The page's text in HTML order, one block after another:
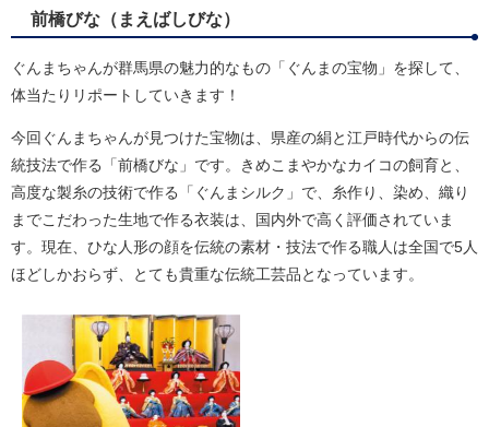
前橋びな（まえばしびな）
ぐんまちゃんが群馬県の魅力的なもの「ぐんまの宝物」を探して、
体当たりリポートしていきます！
今回ぐんまちゃんが見つけた宝物は、県産の絹と江戸時代からの伝
統技法で作る「前橋びな」です。きめこまやかなカイコの飼育と、
高度な製糸の技術で作る「ぐんまシルク」で、糸作り、染め、織り
までこだわった生地で作る衣装は、国内外で高く評価されていま
す。現在、ひな人形の顔を伝統の素材・技法で作る職人は全国で5人
ほどしかおらず、とても貴重な伝統工芸品となっています。